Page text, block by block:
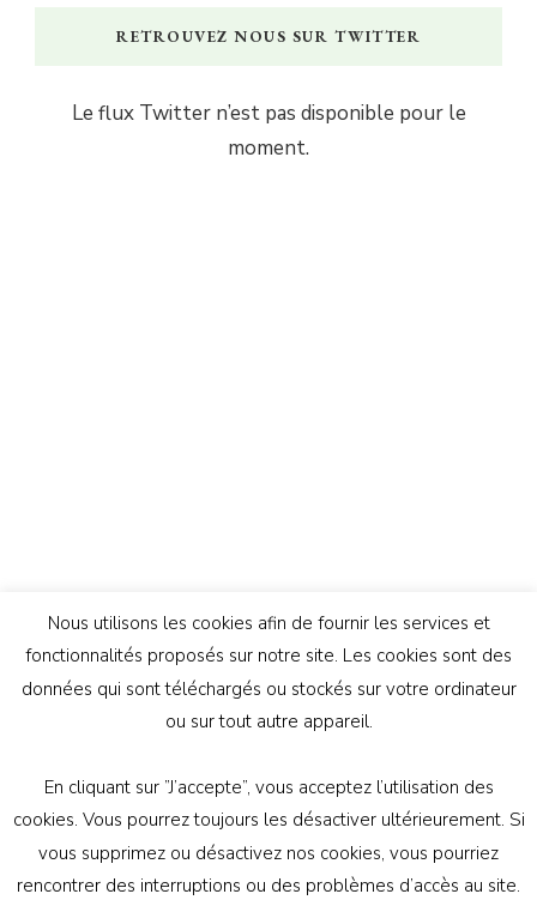
RETROUVEZ NOUS SUR TWITTER
Le flux Twitter n’est pas disponible pour le
moment.
© Copyright 2026 Génération Athée
. Tous droits
Vilva | Développé par
Propulsé par
politique de confidentialité
Nous utilisons les cookies afin de fournir les services et
fonctionnalités proposés sur notre site. Les cookies sont des
données qui sont téléchargés ou stockés sur votre ordinateur
ou sur tout autre appareil.
En cliquant sur ”J’accepte”, vous acceptez l’utilisation des
cookies. Vous pourrez toujours les désactiver ultérieurement. Si
vous supprimez ou désactivez nos cookies, vous pourriez
rencontrer des interruptions ou des problèmes d’accès au site.